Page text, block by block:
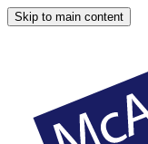
Skip to main content